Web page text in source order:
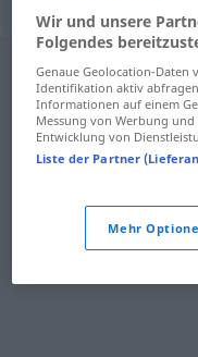
Wir und unsere
Folgendes
Genaue Geolocation-Daten
Identifikation aktiv
Informationen auf einem
Messung von Werbung
Entwicklung von
Liste der Partner
Mehr